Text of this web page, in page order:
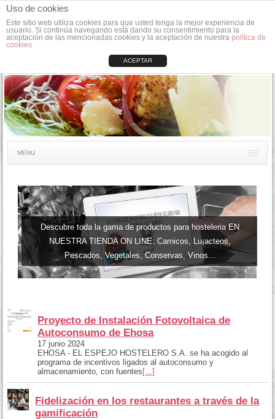
Uso de cookies
Este sitio web utiliza cookies para que usted tenga la mejor experiencia de
usuario. Si continúa navegando está dando su consentimiento para la
aceptación de las mencionadas cookies y la aceptación de nuestra política de
cookies
ACEPTAR
MENU
Descubre toda la gama de productos para hosteleria EN
NUESTRA TIENDA ON LINE. Carnicos, Lu¡acteos,
Pescados, Vegetales, Conservas, Vinos...
Proyecto de Instalación Fotovoltaica de
Autoconsumo de Ehosa
17 junio 2024
EHOSA - EL ESPEJO HOSTELERO S.A. se ha acogido al
programa de incentivos ligados al autoconsumo y
almacenamiento, con fuentes [...]
Fidelización en los restaurantes a través de la
gamificación